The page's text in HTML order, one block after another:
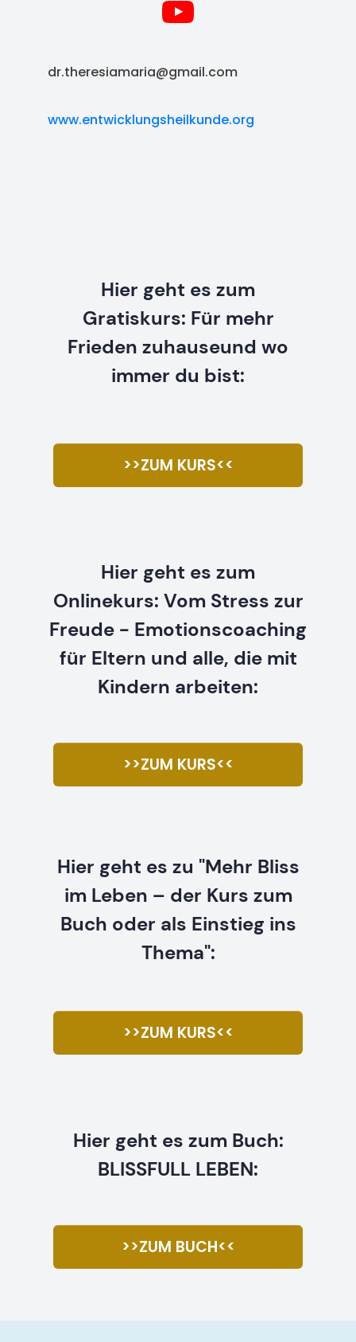
dr.theresiamaria@gmail.com
www.entwicklungsheilkunde.org
Hier geht es zum
Gratiskurs: Für mehr
Frieden zuhauseund wo
immer du bist:
>>ZUM KURS<<
Hier geht es zum
Onlinekurs: Vom Stress zur
Freude - Emotionscoaching
für Eltern und alle, die mit
Kindern arbeiten:
>>ZUM KURS<<
Hier geht es zu "Mehr Bliss
im Leben – der Kurs zum
Buch oder als Einstieg ins
Thema":
>>ZUM KURS<<
Hier geht es zum Buch:
BLISSFULL LEBEN:
>>ZUM BUCH<<